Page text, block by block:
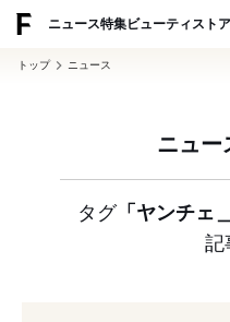
ニュース特集ビューティ ストア
トップ ニュース
ニュー
タグ「ヤンチェ
記